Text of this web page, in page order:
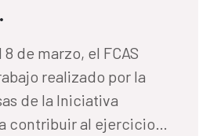
de marzo, el FCAS
de la Iniciativa
contribuir al ejercicio